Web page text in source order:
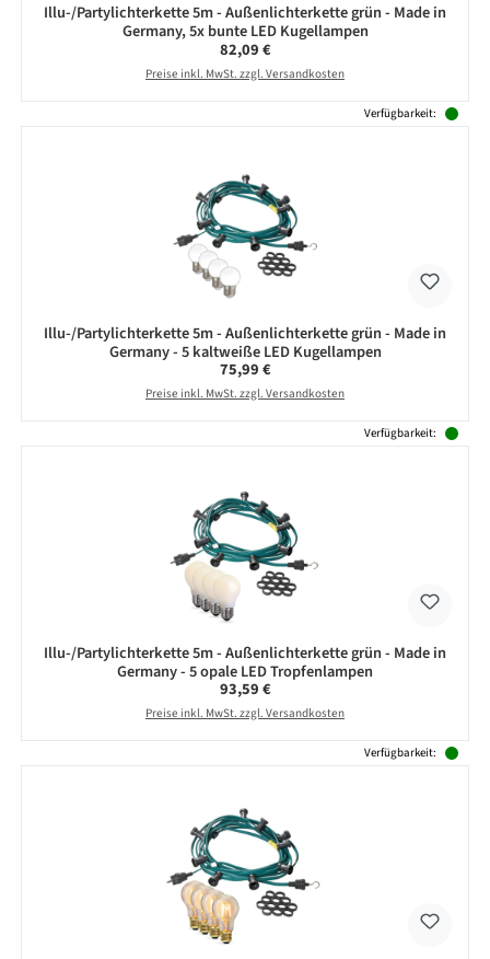
Illu-/Partylichterkette 5m - Außenlichterkette grün - Made in
Germany, 5x bunte LED Kugellampen
Regulärer Preis:
82,09 €
Preise inkl. MwSt. zzgl. Versandkosten
Verfügbarkeit:
Illu-/Partylichterkette 5m - Außenlichterkette grün - Made in
Germany - 5 kaltweiße LED Kugellampen
Regulärer Preis:
75,99 €
Preise inkl. MwSt. zzgl. Versandkosten
Verfügbarkeit:
Illu-/Partylichterkette 5m - Außenlichterkette grün - Made in
Germany - 5 opale LED Tropfenlampen
Regulärer Preis:
93,59 €
Preise inkl. MwSt. zzgl. Versandkosten
Verfügbarkeit: